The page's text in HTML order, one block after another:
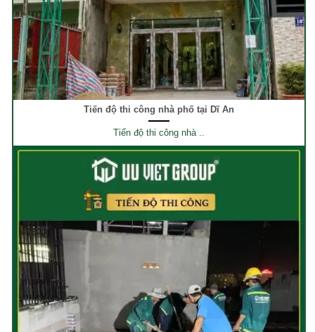
Tiến độ thi công nhà phố tại Dĩ An
Tiến độ thi công nhà ..